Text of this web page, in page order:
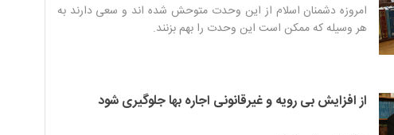
امروزه دشمنان اسلام از این وحدت متوحش شده اند و سعی دارند به
هر وسیله که ممکن است این وحدت را بهم بزنند.‌
از افزایش بی رویه و غیرقانونی اجاره بها جلوگیری شود